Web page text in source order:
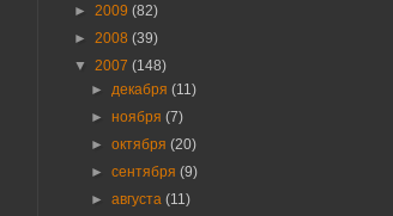
► 2009 (82)
► 2008 (39)
▼ 2007 (148)
► декабря(11)
►ноября(7)
►октября(20)
►сентября(9)
►августа(11)